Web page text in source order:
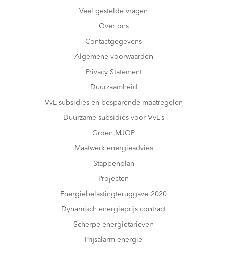
Veel gestelde vragen
Over ons
Contactgegevens
Algemene voorwaarden
Privacy Statement
Duurzaamheid
VvE subsidies en besparende maatregelen
Duurzame subsidies voor VvE’s
Groen MJOP
Maatwerk energieadvies
Stappenplan
Projecten
Energiebelastingteruggave 2020
Dynamisch energieprijs contract
Scherpe energietarieven
Prijsalarm energie